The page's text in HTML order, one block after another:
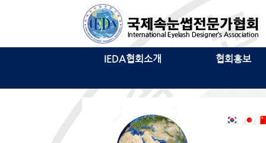
IEDA협회소개 협회홍보